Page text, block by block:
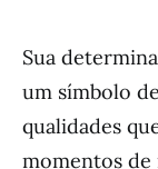
Sua
um símbolo
qualidades
momentos de